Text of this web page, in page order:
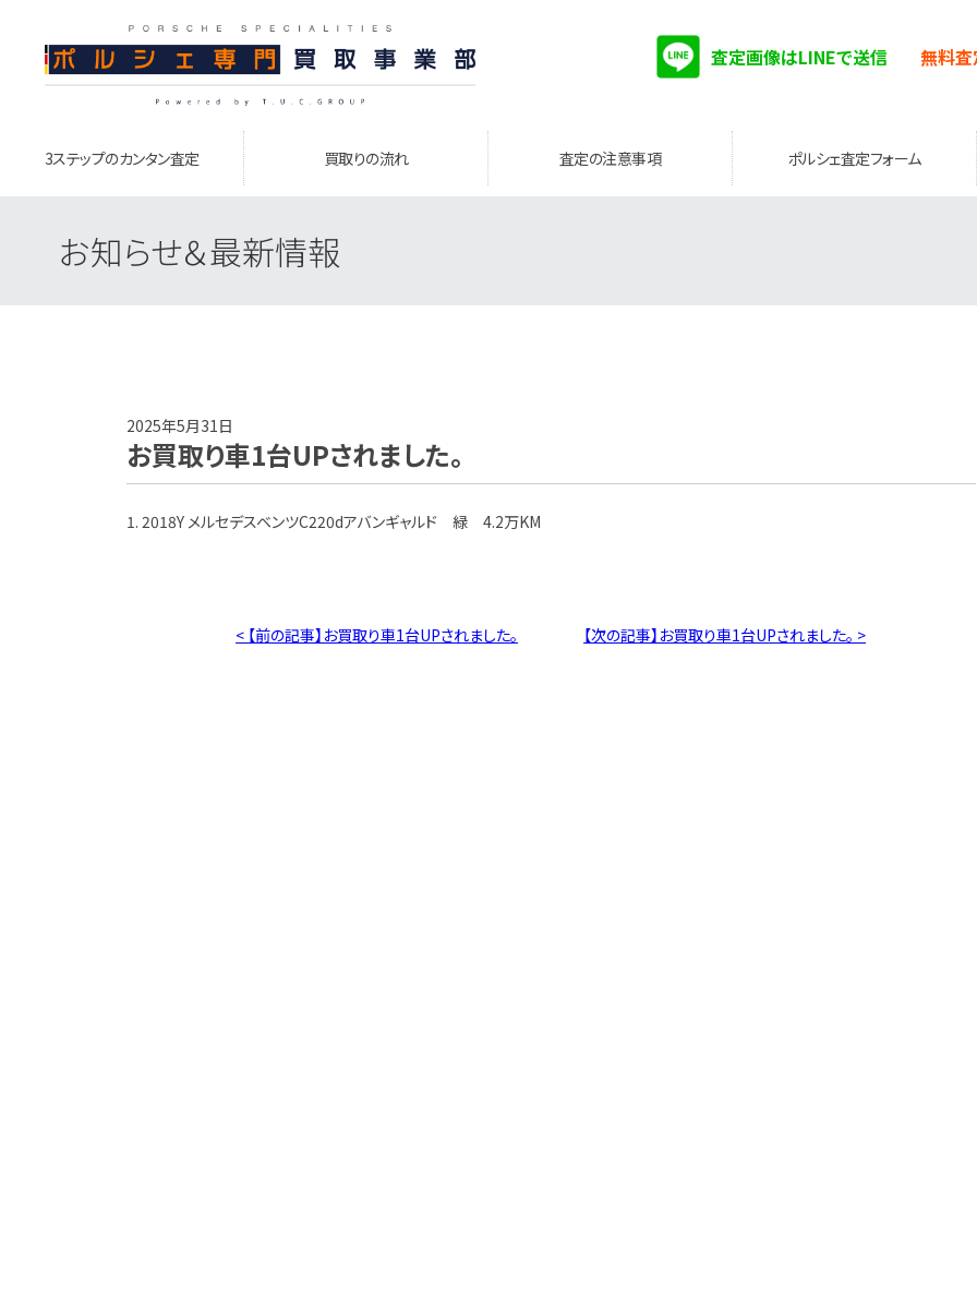
査定画像はLINEで送信 無料査
3ステップのカンタン査定 買取りの流れ 査定の注意事項 ポルシェ査定フォーム
お知らせ＆最新情報
2025年5月31日
お買取り車1台UPされました。
1. 2018Y メルセデスベンツC220dアバンギャルド 緑 4.2万KM
< 【前の記事】お買取り車1台UPされました。 【次の記事】お買取り車1台UPされました。 >